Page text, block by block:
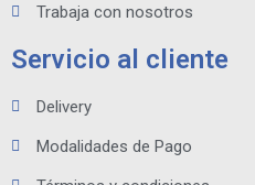
Trabaja con nosotros
Servicio al cliente
Delivery
Modalidades de Pago